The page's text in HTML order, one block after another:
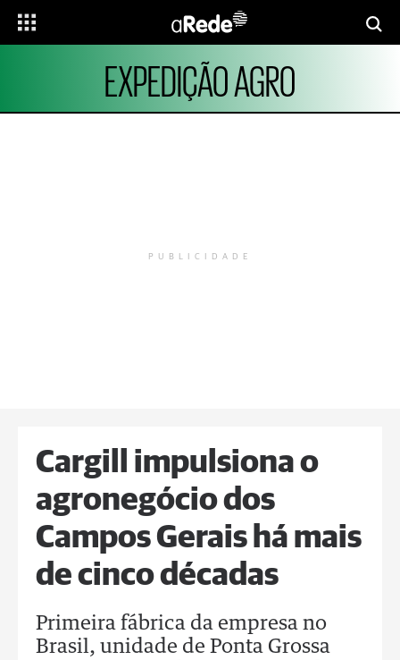
EXPEDIÇÃO AGRO
PUBLICIDADE
Cargill impulsiona o
agronegócio dos
Campos Gerais há mais
de cinco décadas
Primeira fábrica da empresa no
Brasil, unidade de Ponta Grossa